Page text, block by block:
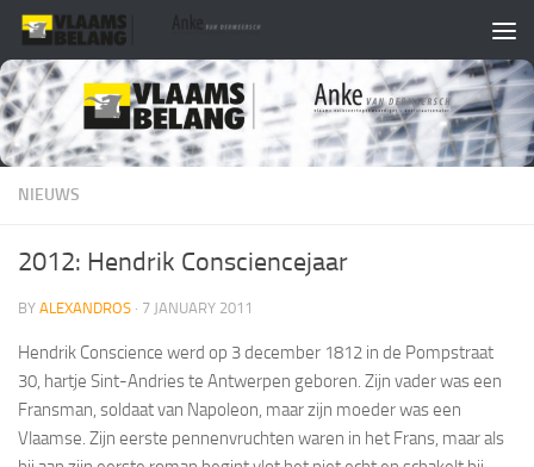
Skip to content
NIEUWS
2012: Hendrik Consciencejaar
BY ALEXANDROS · 7 JANUARY 2011
Hendrik Conscience werd op 3 december 1812 in de Pompstraat
30, hartje Sint-Andries te Antwerpen geboren. Zijn vader was een
Fransman, soldaat van Napoleon, maar zijn moeder was een
Vlaamse. Zijn eerste pennenvruchten waren in het Frans, maar als